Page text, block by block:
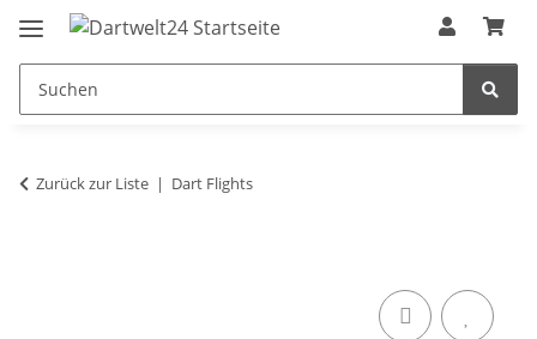
Zurück zur Liste Dart Flights